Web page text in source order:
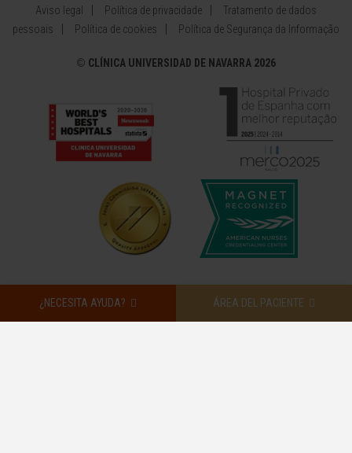
¿NECESITA AYUDA? ÁREA DEL PACIENTE
Aviso legal Política de privacidade
Tratamento de dados
pessoais
Política de cookies Política de Segurança da Informação
© CLÍNICA UNIVERSIDAD DE NAVARRA 2026